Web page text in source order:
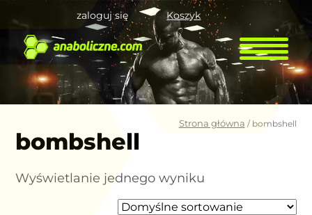
Koszyk
zaloguj się
Strona główna / bombshell
bombshell
Wyświetlanie jednego wyniku